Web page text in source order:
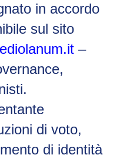
in accordo
sul sito
–
,
di voto,
di identità